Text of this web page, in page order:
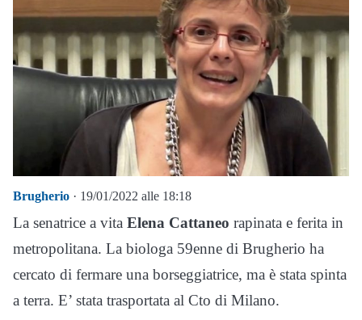
Brugherio · 19/01/2022 alle 18:18
La senatrice a vita Elena Cattaneo rapinata e ferita in
metropolitana. La biologa 59enne di Brugherio ha
cercato di fermare una borseggiatrice, ma è stata spinta
a terra. E’ stata trasportata al Cto di Milano.